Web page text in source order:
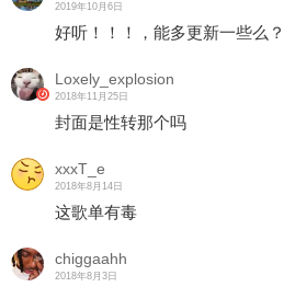
2019年10月6日
好听！！！，能多更新一些么？
Loxely_explosion
2018年11月25日
封面是性转那个吗
xxxT_e
2018年8月14日
这歌单有毒
chiggaahh
2018年8月3日